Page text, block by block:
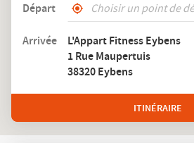
Départ
,
un
club
L'Appart
À
Arrivée
L'Appart Fitness Eybens
1 Rue Maupertuis
38320 Eybens
ITINÉRAIRE
JUSQU'AU